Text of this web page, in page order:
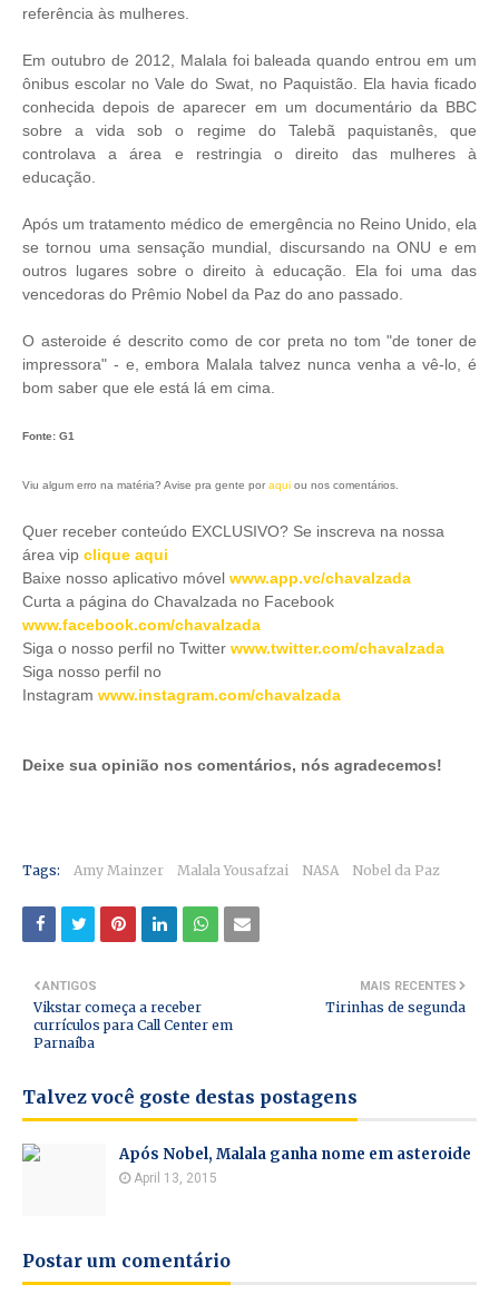
referência às mulheres.
Em outubro de 2012, Malala foi baleada quando entrou em um
ônibus escolar no Vale do Swat, no Paquistão. Ela havia ficado
conhecida depois de aparecer em um documentário da BBC
sobre a vida sob o regime do Talebã paquistanês, que
controlava a área e restringia o direito das mulheres à
educação.
Após um tratamento médico de emergência no Reino Unido, ela
se tornou uma sensação mundial, discursando na ONU e em
outros lugares sobre o direito à educação. Ela foi uma das
vencedoras do Prêmio Nobel da Paz do ano passado.
O asteroide é descrito como de cor preta no tom "de toner de
impressora" - e, embora Malala talvez nunca venha a vê-lo, é
bom saber que ele está lá em cima.
Fonte: G1
Viu algum erro na matéria? Avise pra gente por aqui ou nos comentários.
Quer receber conteúdo EXCLUSIVO? Se inscreva na nossa
área vip clique aqui
Baixe nosso aplicativo móvel www.app.vc/chavalzada
Curta a página do Chavalzada no Facebook
www.facebook.com/chavalzada
Siga o nosso perfil no Twitter www.twitter.com/chavalzada
Siga nosso perfil no
Instagram www.instagram.com/chavalzada
Deixe sua opinião nos comentários, nós agradecemos!
Tags: Amy Mainzer Malala Yousafzai NASA Nobel da Paz
MAIS RECENTES
Tirinhas de segunda
ANTIGOS
Vikstar começa a receber
currículos para Call Center em
Parnaíba
Talvez você goste destas postagens
Após Nobel, Malala ganha nome em asteroide
April 13, 2015
Postar um comentário